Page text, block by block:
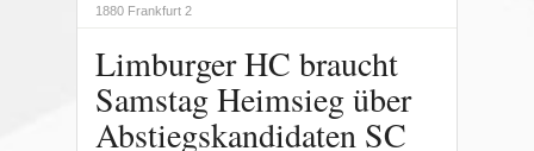
1880 Frankfurt 2
Limburger HC braucht
Samstag Heimsieg über
Abstiegskandidaten SC